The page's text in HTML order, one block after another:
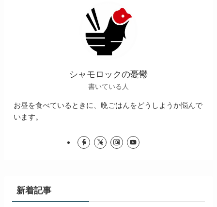
シャモロックの憂鬱
書いている人
お昼を食べているときに、晩ごはんをどうしようか悩んで
います。
新着記事